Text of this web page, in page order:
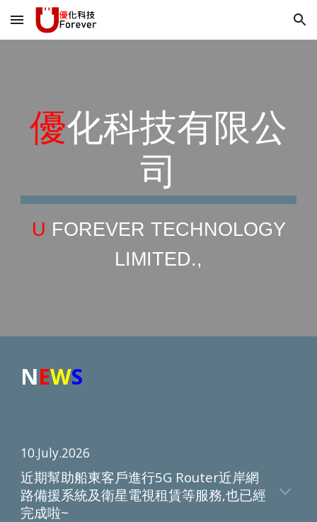
Skip to main content Skip to navigation
優化科技有限公
司
U FOREVER TECHNOLOGY
LIMITED.,
NEWS
10.July.2026
近期幫助船東客戶進行5G Router近岸網
路備援系統及衛星電視租賃等服務,也已經
完成啦~